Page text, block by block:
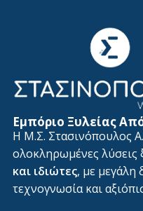
Εμπόριο Ξυλείας
Η Μ.Σ. Στασινόπουλος
ολοκληρωμένες λύσεις
και ιδιώτες, με μεγάλη
τεχνογνωσία και